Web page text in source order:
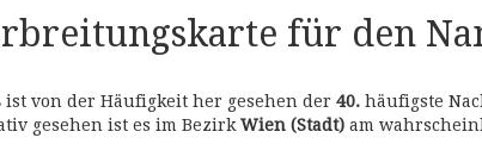
für den
ist von der Häufigkeit her gesehen der 40. häufigste
gesehen ist es im BezirkWien (Stadt) am